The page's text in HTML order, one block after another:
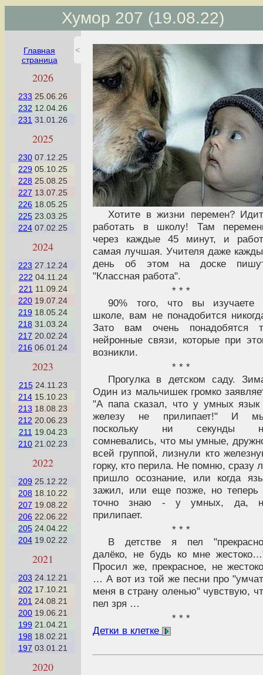
Хумор 207 (19.08.22)
<
Главная
страница
2026
233 25.06.26
232 12.04.26
231 31.01.26
2025
230 07.12.25
229 05.10.25
228 25.08.25
227 13.07.25
226 18.05.25
225 23.03.25
224 07.02.25
2024
223 27.12.24
222 04.11.24
221 11.09.24
220 19.07.24
219 18.05.24
218 31.03.24
217 20.02.24
216 06.01.24
2023
21524.11.23
214 15.10.23
213 18.08.23
212 20.06.23
211 19.04.23
210 21.02.23
2022
209 25.12.22
208 18.10.22
207 19.08.22
206 22.06.22
205 24.04.22
204 19.02.22
2021
203 24.12.21
202 17.10.21
201 24.08.21
200 19.06.21
199 21.04.21
198 18.02.21
197 03.01.21
2020
Хотите в жизни перемен?
работать в школу! Там
через каждые 45 минут, и
самая лучшая. Учителя даже
день об этом на доске
"Классная работа".
* * *
90% того, что вы изучаете
школе, вам не понадобится
Зато вам очень понадобятся
нейронные связи, которые при
возникли.
* * *
Прогулка в детском саду.
Один из мальчишек громко
"А папа сказал, что у умных язык
железу не прилипает!" И
поскольку ни секунды
сомневались, что мы умные,
всей группой, лизнули кто
горку, кто перила. Не помню, сразу
пришло осознание, или когда
зажил, или еще позже, но теперь
точно знаю - у умных, да,
прилипает.
* * *
В детстве я пел
далёко, не будь ко мне
Просил же, прекрасное, не
… А вот из той же песни про
меня в страну оленью" чувствую,
пел зря …
* * *
Детки в клетке